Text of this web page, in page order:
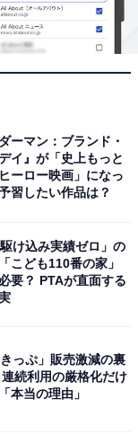
星・イスカンダ
ラハラドキドキ
覚えています
すが、古本屋で
っています。独
宙を舞台にした
りました。
ると思うので
に命をかけるロ
田艦長を中心
め、古代進をは
たため（57歳男
ーマン：ブランド・
イ』が「史上もっと
ーロー映画」になっ
習したい作品は？
け込み実績ゼロ」の
こども110番の家」
要？ PTAが直面する
きっぷ」販売激減の裏
続利用の厳格化だけ
本当の理由」